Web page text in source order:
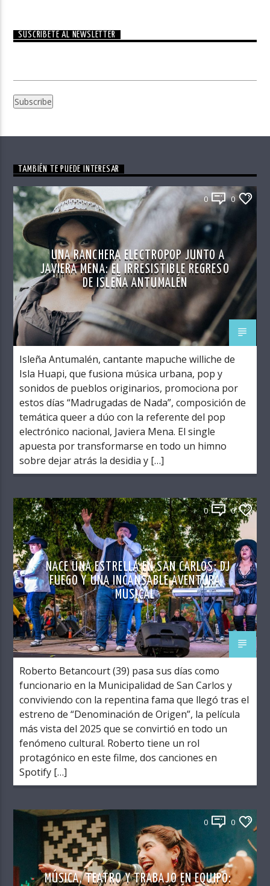
SUSCRÍBETE AL NEWSLETTER
TAMBIÉN TE PUEDE INTERESAR
0 0
UNA RANCHERA ELECTROPOP JUNTO A
JAVIERA MENA: EL IRRESISTIBLE REGRESO
DE ISLEÑA ANTUMALÉN
Isleña Antumalén, cantante mapuche williche de
Isla Huapi, que fusiona música urbana, pop y
sonidos de pueblos originarios, promociona por
estos días “Madrugadas de Nada”, composición de
temática queer a dúo con la referente del pop
electrónico nacional, Javiera Mena. El single
apuesta por transformarse en todo un himno
sobre dejar atrás la desidia y […]
0 0
NACE UNA ESTRELLA EN SAN CARLOS: DJ
FUEGO Y UNA INCANSABLE AVENTURA
MUSICAL
Roberto Betancourt (39) pasa sus días como
funcionario en la Municipalidad de San Carlos y
conviviendo con la repentina fama que llegó tras el
estreno de “Denominación de Origen”, la película
más vista del 2025 que se convirtió en todo un
fenómeno cultural. Roberto tiene un rol
protagónico en este filme, dos canciones en
Spotify […]
0 0
MÚSICA, TEATRO Y TRABAJO EN EQUIPO: